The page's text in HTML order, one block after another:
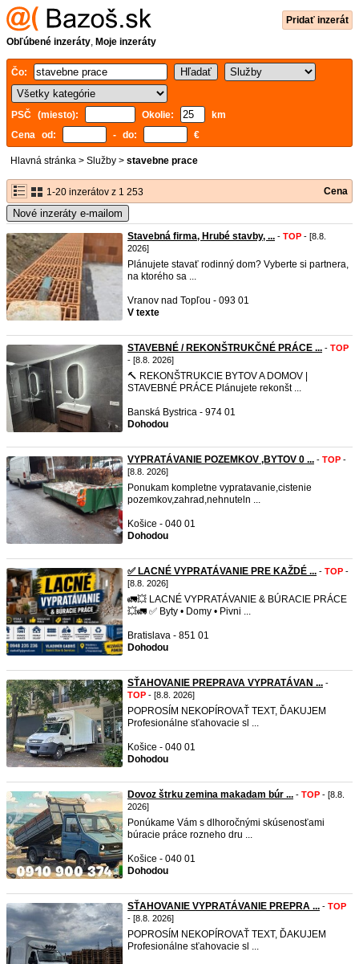
Pridať inzerát
Obľúbené inzeráty, Moje inzeráty
Čo:
PSČ (miesto): Okolie:
km
Cena od:
- do: €
Hlavná stránka > Služby > stavebne prace
1-20 inzerátov z 1 253 Cena
Nové inzeráty e-mailom
Stavebná firma, Hrubé stavby, ... - TOP - [8.8.
2026]
Plánujete stavať rodinný dom? Vyberte si partnera,
na ktorého sa ...
Vranov nad Topľou - 093 01
V texte
STAVEBNÉ / REKONŠTRUKČNÉ PRÁCE ... - TOP
- [8.8. 2026]
🔨 REKONŠTRUKCIE BYTOV A DOMOV |
STAVEBNÉ PRÁCE Plánujete rekonšt ...
Banská Bystrica - 974 01
Dohodou
VYPRATÁVANIE POZEMKOV ,BYTOV 0 ... - TOP -
[8.8. 2026]
Ponukam kompletne vypratavanie,cistenie
pozemkov,zahrad,nehnuteln ...
Košice - 040 01
Dohodou
✅ LACNÉ VYPRATÁVANIE PRE KAŽDÉ ... - TOP -
[8.8. 2026]
🚛💥 LACNÉ VYPRATÁVANIE & BÚRACIE PRÁCE
💥🚛 ✅ Byty • Domy • Pivni ...
Bratislava - 851 01
Dohodou
SŤAHOVANIE PREPRAVA VYPRATÁVAN ... -
TOP - [8.8. 2026]
POPROSÍM NEKOPÍROVAŤ TEXT, ĎAKUJEM
Profesionálne sťahovacie sl ...
Košice - 040 01
Dohodou
Dovoz štrku zemina makadam búr ... - TOP - [8.8.
2026]
Ponúkame Vám s dlhoročnými skúsenosťami
búracie práce rozneho dru ...
Košice - 040 01
Dohodou
SŤAHOVANIE VYPRATÁVANIE PREPRA ... - TOP
- [8.8. 2026]
POPROSÍM NEKOPÍROVAŤ TEXT, ĎAKUJEM
Profesionálne sťahovacie sl ...